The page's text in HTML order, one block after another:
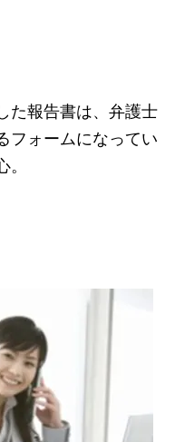
た報告書は、弁護士
フォームになってい